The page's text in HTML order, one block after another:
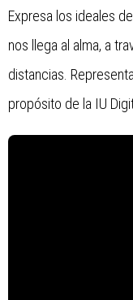
Expresa los ideales
nos llega al alma, a
distancias.
propósito de la IU